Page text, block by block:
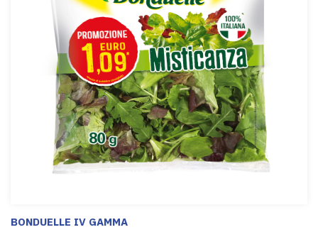
BONDUELLE IV GAMMA